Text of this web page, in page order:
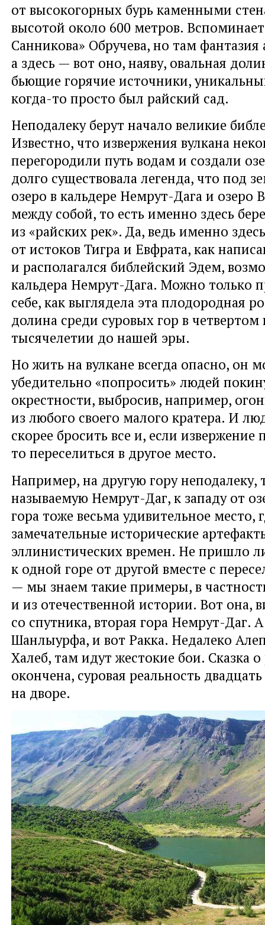
от высокогорных бурь каменными
высотой около 600 метров.
Санникова» Обручева, но там фантазия
а здесь — вот оно, наяву, овальная
бьющие горячие источники,
когда-то просто был райский сад.
Неподалеку берут начало великие
Известно, что извержения вулкана
перегородили путь водам и создали
долго существовала легенда, что под
озеро в кальдере Немрут-Дага и озеро
между собой, то есть именно здесь
из «райских рек». Да, ведь именно
от истоков Тигра и Евфрата, как
и располагался библейский Эдем,
кальдера Немрут-Дага. Можно только
себе, как выглядела эта плодородная
долина среди суровых гор в
тысячелетии до нашей эры.
Но жить на вулкане всегда опасно, он
убедительно «попросить» людей
окрестности, выбросив, например,
из любого своего малого кратера. И
скорее бросить все и, если извержение
то переселиться в другое место.
Например, на другую гору неподалеку,
называемую Немрут-Даг, к западу от
гора тоже весьма удивительное место,
замечательные исторические
эллинистических времен. Не пришло
к одной горе от другой вместе с
— мы знаем такие примеры, в
и из отечественной истории. Вот она,
со спутника, вторая гора Немрут-Даг.
Шанлыурфа, и вот Ракка. Недалеко
Халеб, там идут жестокие бои. Сказка
окончена, суровая реальность
на дворе.